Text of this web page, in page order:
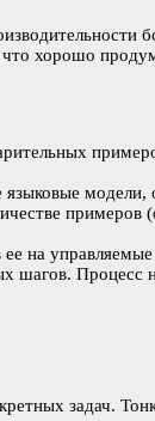
хорошо
модели,
примеров
на
Процесс
задач.